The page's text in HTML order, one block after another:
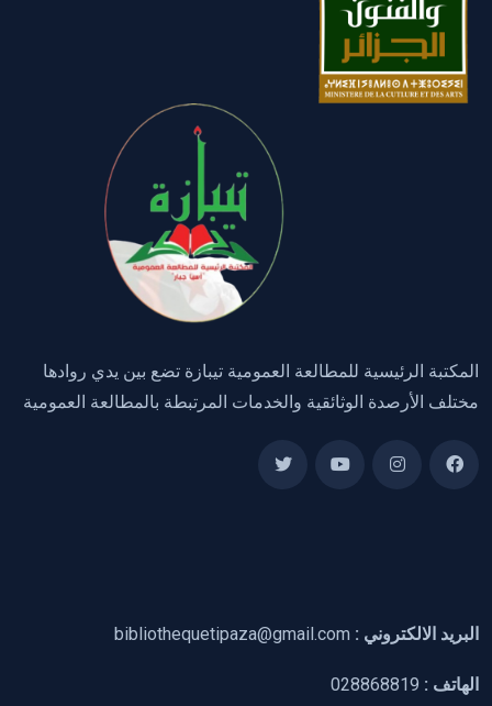
المكتبة الرئيسية للمطالعة العمومية تيبازة تضع بين يدي روادها
مختلف الأرصدة الوثائقية والخدمات المرتبطة بالمطالعة العمومية
البريد الالكتروني : bibliothequetipaza@gmail.com
الهاتف : 028868819